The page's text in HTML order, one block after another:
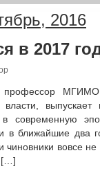
2016
в 2017
профессор
власти,
современную
в ближайшие два
чиновники вовсе
[…]